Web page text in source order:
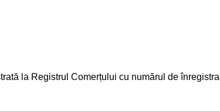
la Registrul Comerțului cu numărul de